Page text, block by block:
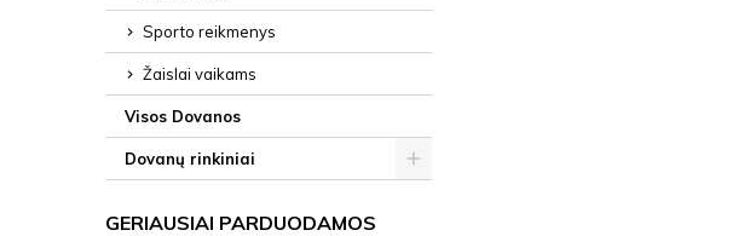
Sporto reikmenys
Žaislai vaikams
Visos Dovanos
Dovanų rinkiniai
GERIAUSIAI PARDUODAMOS